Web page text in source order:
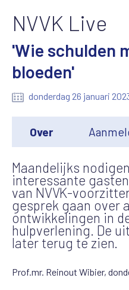
NVVK Live
'Wie schulden
bloeden'
donderdag 26 januari
Over
Maandelijks
interessante
van NVVK-
gesprek gaan over
ontwikkelingen in
hulpverlening. De
later terug te zien.
Prof.mr. Reinout Wibier,